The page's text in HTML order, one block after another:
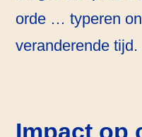
orde … typeren
veranderende tijd.
Impact op